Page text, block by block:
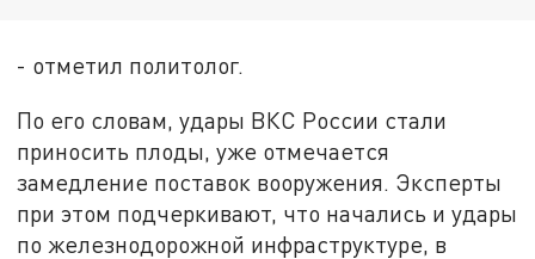
- отметил политолог.
По его словам, удары ВКС России стали
приносить плоды, уже отмечается
замедление поставок вооружения. Эксперты
при этом подчеркивают, что начались и удары
по железнодорожной инфраструктуре, в